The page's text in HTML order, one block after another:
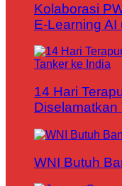
Kolaborasi
E-Learning
14 Hari
Diselamatkan
WNI Butuh